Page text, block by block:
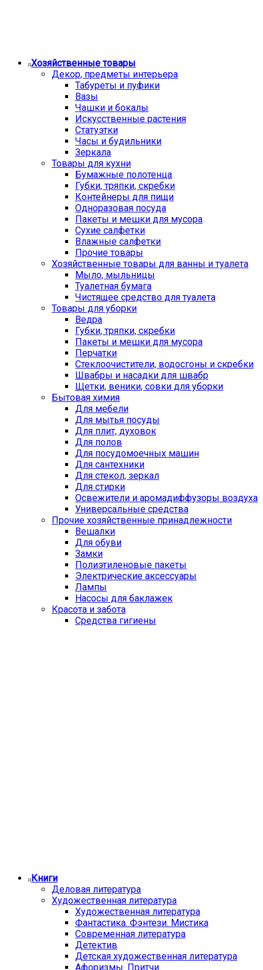
Хозяйственные товары
Декор, предметы интерьера
Табуреты и пуфики
Вазы
Чашки и бокалы
Искусственные растения
Статуэтки
Часы и будильники
Зеркала
Товары для кухни
Бумажные полотенца
Губки, тряпки, скребки
Контейнеры для пищи
Одноразовая посуда
Пакеты и мешки для мусора
Сухие салфетки
Влажные салфетки
Прочие товары
Хозяйственные товары для ванны и туалета
Мыло, мыльницы
Туалетная бумага
Чистящее средство для туалета
Товары для уборки
Ведра
Губки, тряпки, скребки
Пакеты и мешки для мусора
Перчатки
Стеклоочистители, водосгоны и скребки
Швабры и насадки для швабр
Щетки, веники, совки для уборки
Бытовая химия
Для мебели
Для мытья посуды
Для плит, духовок
Для полов
Для посудомоечных машин
Для сантехники
Для стекол, зеркал
Для стирки
Освежители и аромадиффузоры воздуха
Универсальные средства
Прочие хозяйственные принадлежности
Вешалки
Для обуви
Замки
Полиэтиленовые пакеты
Электрические аксессуары
Лампы
Насосы для баклажек
Красота и забота
Средства гигиены
Книги
Деловая литература
Художественная литература
Художественная литература
Фантастика. Фэнтези. Мистика
Современная литература
Детектив
Детская художественная литература
Афоризмы. Притчи